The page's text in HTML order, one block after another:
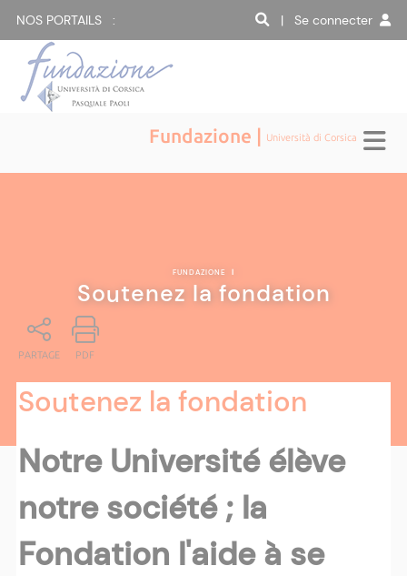
NOS PORTAILS : | Se connecter
Fundazione | Università di Corsica
FUNDAZIONE |
Soutenez la fondation
PARTAGE PDF
Soutenez la fondation
Notre Université élève
notre société ; la
Fondation l'aide à se